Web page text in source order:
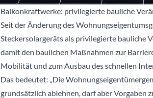
Balkonkraftwerke: privilegierte bauliche
Seit der Änderung des
Steckersolargeräts als privilegierte bauliche
damit den baulichen Maßnahmen zur
Mobilität und zum Ausbau des schnellen
Das bedeutet: „Die
grundsätzlich ablehnen, darf aber Vorgaben